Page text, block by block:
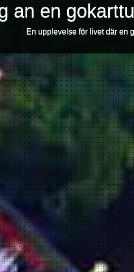
an en
En upplevelse för livet där en